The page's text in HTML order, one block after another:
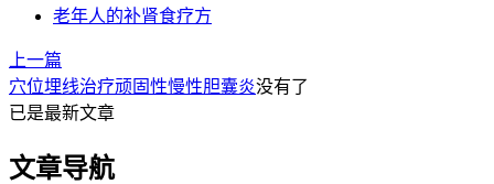
老年人的补肾食疗方
上一篇
穴位埋线治疗顽固性慢性胆囊炎没有了
已是最新文章
文章导航